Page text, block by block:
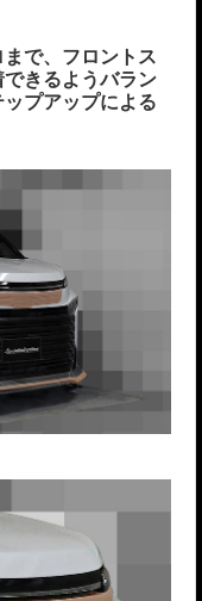
で、フロントス
きるようバラン
プアップによる